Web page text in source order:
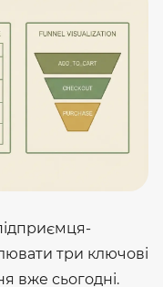
три ключові
вже сьогодні.